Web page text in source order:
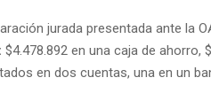
jurada presentada ante la
$4.478.892 en una caja de
en dos cuentas, una en un